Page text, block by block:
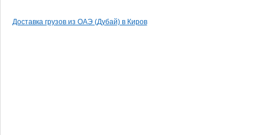
Доставка грузов из ОАЭ (Дубай) в Киров